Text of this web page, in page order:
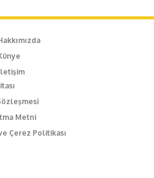
Metni
Çerez Politikası
Paşa Sok. No3/A Kadıköy İstanbul